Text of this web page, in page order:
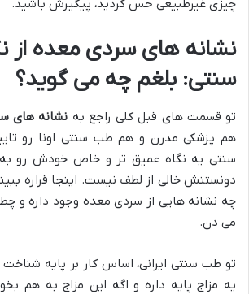
چیزی غیرطبیعی حس کردید، پیگیرش باشید.
نشانه های سردی معده از
سنتی: بلغم چه می گوید؟
تو قسمت های قبل کلی راجع به نشانه های
هم پزشکی مدرن و هم طب سنتی اونا رو
سنتی یه نگاه عمیق تر و خاص خودش رو
دونستنش خالی از لطف نیست. اینجا قراره
چه نشانه هایی از سردی معده وجود داره و
می دن.
تو طب سنتی ایرانی، اساس کار بر پایه شناخت
یه مزاج پایه داره و اگه این مزاج به هم